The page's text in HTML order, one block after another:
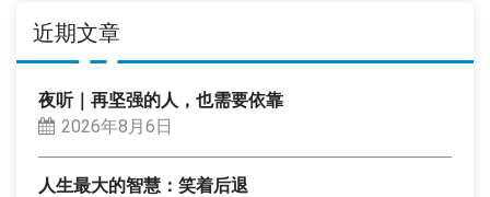
近期文章
夜听｜再坚强的人，也需要依靠
2026年8月6日
人生最大的智慧：笑着后退